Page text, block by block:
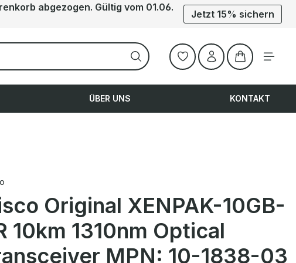
abgezogen. Gültig vom 01.06.
Jetzt 15% sichern
Warenkorb
ÜBER UNS KONTAKT
Original XENPAK-10GB-
10km 1310nm Optical
MPN: 10-1838-03